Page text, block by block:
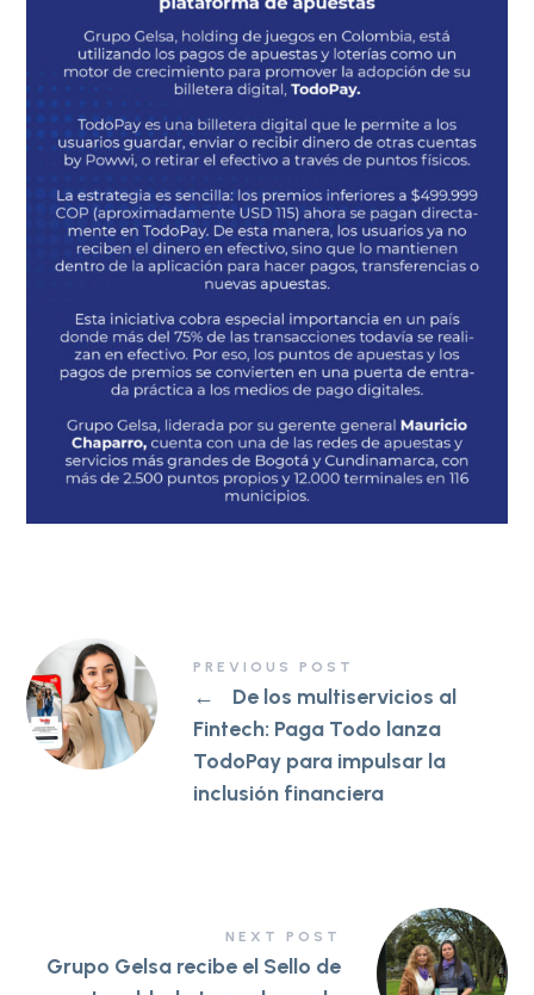
PREVIOUS POST
←
De los multiservicios al
Fintech: Paga Todo lanza
TodoPay para impulsar la
inclusión financiera
NEXT POST
Grupo Gelsa recibe el Sello de